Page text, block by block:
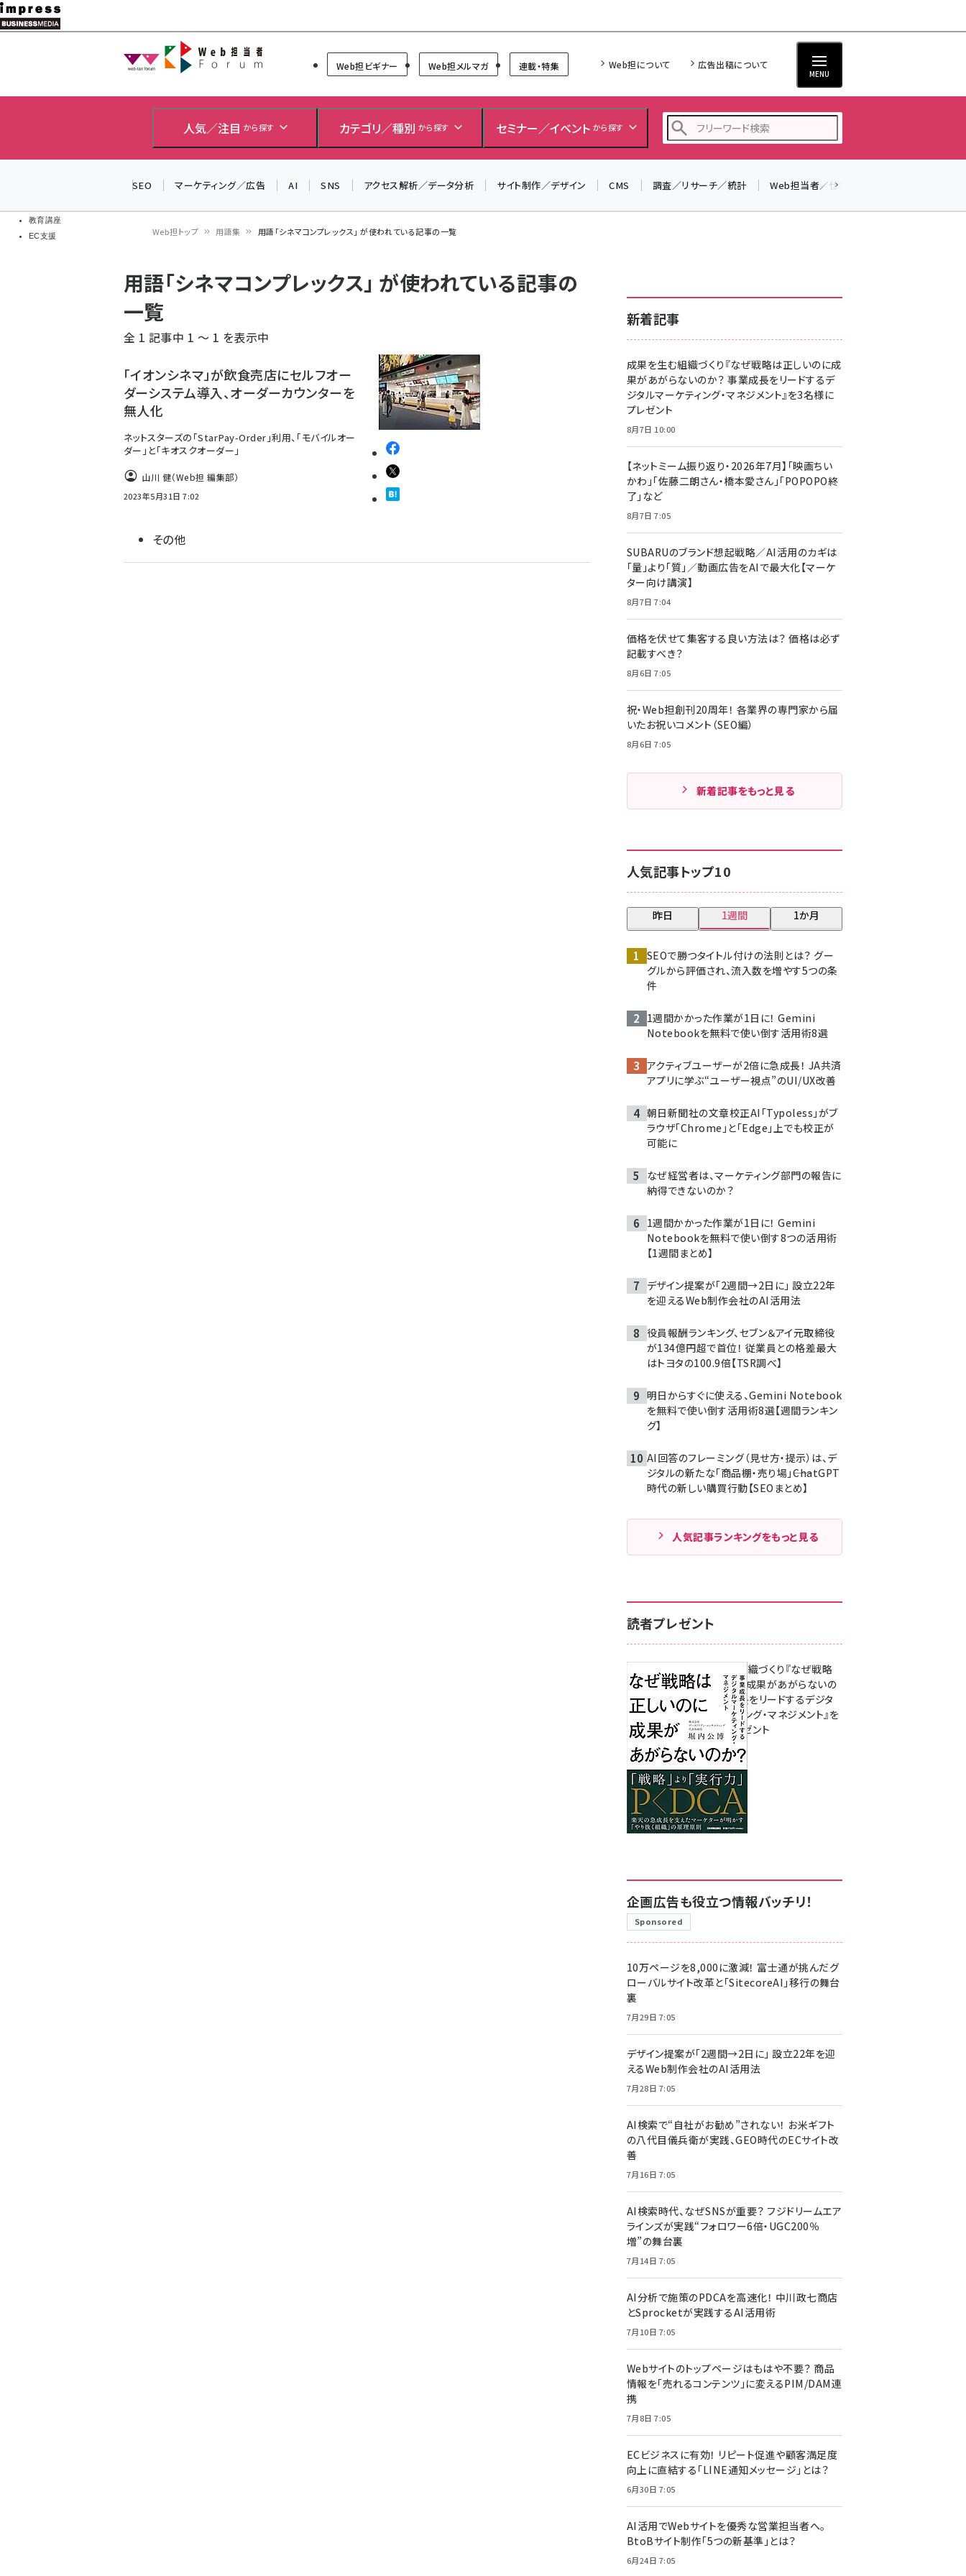
メ
イ
教育講座
EC支援
Web担当者Forum
Web担ビギナー Web担メルマガ 連載・特集 Web担について 広告出稿について
MENU
人気／注目 から探す カテゴリ／種別 から探す セミナー／イベント から探す
z世代 (1623)
meo (1277)
llmo (1166)
SEO マーケティング／広告 AI SNS アクセス解析／データ分析 サイト制作／デザイン CMS 調査／リサーチ／統計 Web担当者／仕事
ン
く
ず
Web担トップ 用語集 用語「シネマコンプレックス」 が使われている記事の一覧
用語「シネマコンプレックス」 が使われている記事の
一覧
全 1 記事中 1 ～ 1 を表示中
「イオンシネマ」が飲食売店にセルフオー
ダーシステム導入、オーダーカウンターを
無人化
ネットスターズの「StarPay-Order」利用、「モバイルオー
ダー」と「キオスクオーダー」
山川 健（Web担 編集部）
2023年5月31日 7:02
その他
新着記事
成果を生む組織づくり『なぜ戦略は正しいのに成
果があがらないのか？ 事業成長をリードするデ
ジタルマーケティング・マネジメント』を3名様に
プレゼント
8月7日 10:00
【ネットミーム振り返り・2026年7月】「映画ちい
かわ」「佐藤二朗さん・橋本愛さん」「POPOPO終
了」など
8月7日 7:05
SUBARUのブランド想起戦略／AI活用のカギは
「量」より「質」／動画広告をAIで最大化【マーケ
ター向け講演】
8月7日 7:04
価格を伏せて集客する良い方法は？ 価格は必ず
記載すべき？
8月6日 7:05
祝・Web担創刊20周年！ 各業界の専門家から届
いたお祝いコメント（SEO編）
8月6日 7:05
新着記事をもっと見る
人気記事トップ10
昨日 1週間 1か月
SEOで勝つタイトル付けの法則とは？ グー
グルから評価され、流入数を増やす5つの条
件
1週間かかった作業が1日に！ Gemini
Notebookを無料で使い倒す活用術8選
アクティブユーザーが2倍に急成長！ JA共済
アプリに学ぶ“ユーザー視点”のUI/UX改善
朝日新聞社の文章校正AI「Typoless」がブ
ラウザ「Chrome」と「Edge」上でも校正が
可能に
なぜ経営者は、マーケティング部門の報告に
納得できないのか？
1週間かかった作業が1日に！ Gemini
Notebookを無料で使い倒す8つの活用術
【1週間まとめ】
デザイン提案が「2週間→2日に」 設立22年
を迎えるWeb制作会社のAI活用法
役員報酬ランキング、セブン＆アイ元取締役
が134億円超で首位！ 従業員との格差最大
はトヨタの100.9倍【TSR調べ】
明日からすぐに使える、Gemini Notebook
を無料で使い倒す活用術8選【週間ランキン
グ】
AI回答のフレーミング（見せ方・提示）は、デ
ジタルの新たな「商品棚・売り場」――ChatGPT
時代の新しい購買行動【SEOまとめ】
人気記事ランキングをもっと見る
読者プレゼント
成果を生む組織づくり『なぜ戦略
は正しいのに成果があがらないの
か？ 事業成長をリードするデジタ
ルマーケティング・マネジメント』を
3名様にプレゼント
8月7日 10:00
企画広告も役立つ情報バッチリ！
Sponsored
10万ページを8,000に激減！ 富士通が挑んだグ
ローバルサイト改革と「SitecoreAI」移行の舞台
裏
7月29日 7:05
デザイン提案が「2週間→2日に」 設立22年を迎
えるWeb制作会社のAI活用法
7月28日 7:05
AI検索で“自社がお勧め”されない！ お米ギフト
の八代目儀兵衛が実践、GEO時代のECサイト改
善
7月16日 7:05
AI検索時代、なぜSNSが重要？ フジドリームエア
ラインズが実践“フォロワー6倍・UGC200％
増”の舞台裏
7月14日 7:05
AI分析で施策のPDCAを高速化！ 中川政七商店
とSprocketが実践するAI活用術
7月10日 7:05
Webサイトのトップページはもはや不要？ 商品
情報を「売れるコンテンツ」に変えるPIM/DAM連
携
7月8日 7:05
ECビジネスに有効！ リピート促進や顧客満足度
向上に直結する「LINE通知メッセージ」とは？
6月30日 7:05
AI活用でWebサイトを優秀な営業担当者へ。
BtoBサイト制作「5つの新基準」とは？
6月24日 7:05